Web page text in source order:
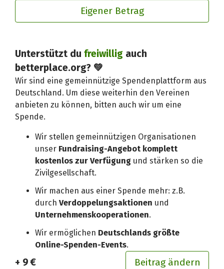
Eigener Betrag
Unterstützt dufreiwillig auch
betterplace.org? 💚
Wir sind eine gemeinnützige Spendenplattform aus
Deutschland. Um diese weiterhin den Vereinen
anbieten zu können, bitten auch wir um eine
Spende.
Wir stellen gemeinnützigen Organisationen
unser Fundraising-Angebot komplett
kostenlos zur Verfügung und stärken so die
Zivilgesellschaft.
Wir machen aus einer Spende mehr: z.B.
durchVerdoppelungsaktionen und
Unternehmenskooperationen.
Wir ermöglichen Deutschlands größte
Online-Spenden-Events.
+ 9 € Beitrag ändern
Deinen Beitrag an betterplace